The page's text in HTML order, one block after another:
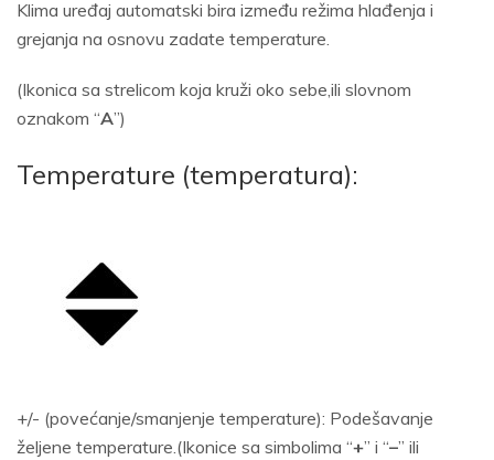
Klima uređaj automatski bira između režima hlađenja i
grejanja na osnovu zadate temperature.
(Ikonica sa strelicom koja kruži oko sebe,ili slovnom
oznakom “A”)
Temperature (temperatura):
+/- (povećanje/smanjenje temperature): Podešavanje
željene temperature.(Ikonice sa simbolima “+” i “–” ili